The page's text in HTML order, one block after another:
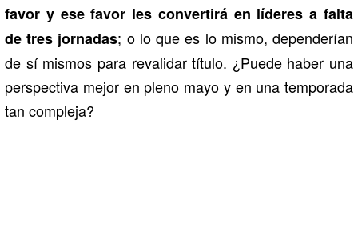
favor y ese favor les convertirá en líderes a falta
de tres jornadas; o lo que es lo mismo, dependerían
de sí mismos para revalidar título. ¿Puede haber una
perspectiva mejor en pleno mayo y en una temporada
tan compleja?